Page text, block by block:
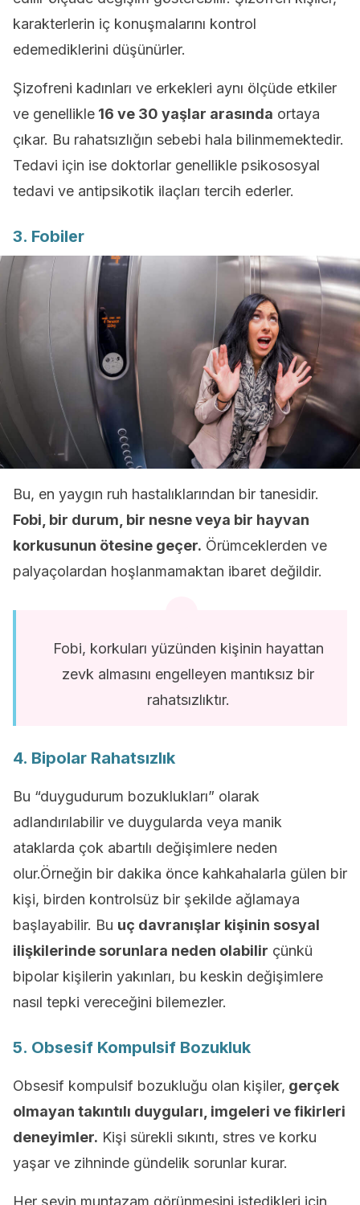
karakterlerin iç konuşmalarını kontrol
edemediklerini düşünürler.
Şizofreni kadınları ve erkekleri aynı ölçüde etkiler
ve genellikle 16 ve 30 yaşlar arasında ortaya
çıkar. Bu rahatsızlığın sebebi hala bilinmemektedir.
Tedavi için ise doktorlar genellikle psikososyal
tedavi ve antipsikotik ilaçları tercih ederler.
3. Fobiler
Bu, en yaygın ruh hastalıklarından bir tanesidir.
Fobi, bir durum, bir nesne veya bir hayvan
korkusunun ötesine geçer. Örümceklerden ve
palyaçolardan hoşlanmamaktan ibaret değildir.
Fobi, korkuları yüzünden kişinin hayattan
zevk almasını engelleyen mantıksız bir
rahatsızlıktır.
4. Bipolar Rahatsızlık
Bu “duygudurum bozuklukları” olarak
adlandırılabilir ve duygularda veya manik
ataklarda çok abartılı değişimlere neden
olur.Örneğin bir dakika önce kahkahalarla gülen bir
kişi, birden kontrolsüz bir şekilde ağlamaya
başlayabilir. Bu uç davranışlar kişinin sosyal
ilişkilerinde sorunlara neden olabilir çünkü
bipolar kişilerin yakınları, bu keskin değişimlere
nasıl tepki vereceğini bilemezler.
5. Obsesif Kompulsif Bozukluk
Obsesif kompulsif bozukluğu olan kişiler, gerçek
olmayan takıntılı duyguları, imgeleri ve fikirleri
deneyimler. Kişi sürekli sıkıntı, stres ve korku
yaşar ve zihninde gündelik sorunlar kurar.
Her şeyin muntazam görünmesini istedikleri için